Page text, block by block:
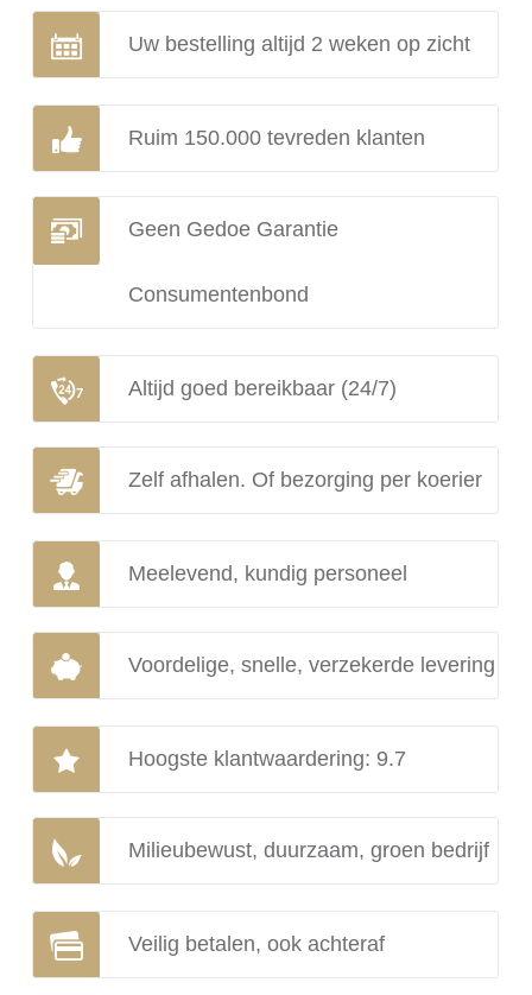
Uw bestelling altijd 2 weken op zicht
Ruim 150.000 tevreden klanten
Geen Gedoe Garantie
Consumentenbond
Altijd goed bereikbaar (24/7)
Zelf afhalen. Of bezorging per koerier
Meelevend, kundig personeel
Voordelige, snelle, verzekerde levering
Hoogste klantwaardering: 9.7
Milieubewust, duurzaam, groen bedrijf
Veilig betalen, ook achteraf